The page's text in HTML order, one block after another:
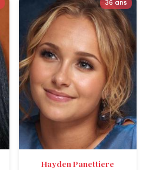
36 ans
Hayden Panettiere